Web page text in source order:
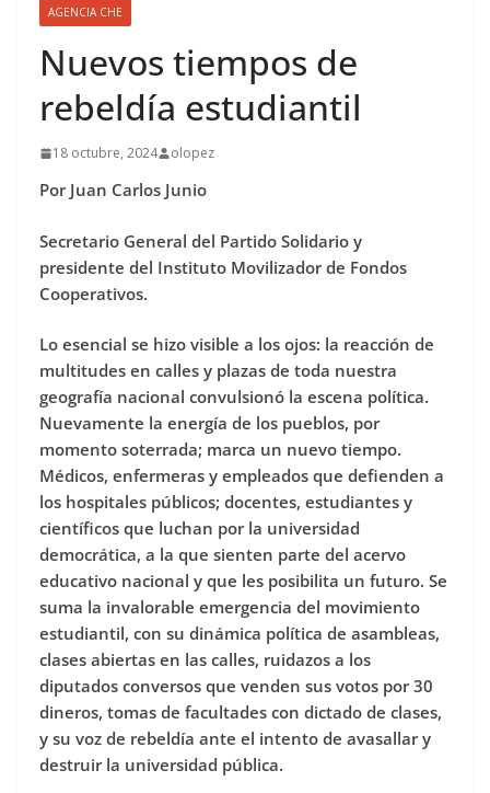
AGENCIA CHE
Nuevos tiempos de
rebeldía estudiantil
18 octubre, 2024 olopez
Por Juan Carlos Junio
Secretario General del Partido Solidario y
presidente del Instituto Movilizador de Fondos
Cooperativos.
Lo esencial se hizo visible a los ojos: la reacción de
multitudes en calles y plazas de toda nuestra
geografía nacional convulsionó la escena política.
Nuevamente la energía de los pueblos, por
momento soterrada; marca un nuevo tiempo.
Médicos, enfermeras y empleados que defienden a
los hospitales públicos; docentes, estudiantes y
científicos que luchan por la universidad
democrática, a la que sienten parte del acervo
educativo nacional y que les posibilita un futuro. Se
suma la invalorable emergencia del movimiento
estudiantil, con su dinámica política de asambleas,
clases abiertas en las calles, ruidazos a los
diputados conversos que venden sus votos por 30
dineros, tomas de facultades con dictado de clases,
y su voz de rebeldía ante el intento de avasallar y
destruir la universidad pública.